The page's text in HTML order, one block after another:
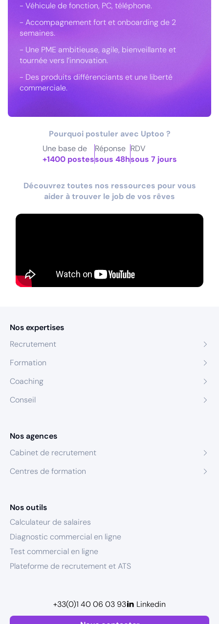
- Véhicule de fonction, PC, téléphone.
- Accompagnement fort et onboarding de 2
semaines.
- Une PME ambitieuse, agile, bienveillante et
tournée vers l’innovation.
- Des produits différenciants et une liberté
commerciale.
Pourquoi postuler avec Uptoo ?
Une base de
+1400 postes
Réponse
sous 48h
RDV
sous 7 jours
Découvrez toutes nos ressources pour vous
aider à trouver le job de vos rêves
Nos expertises
Recrutement
Formation
Coaching
Conseil
Nos agences
Cabinet de recrutement
Centres de formation
Nos outils
Calculateur de salaires
Diagnostic commercial en ligne
Test commercial en ligne
Plateforme de recrutement et ATS
+33(0)1 40 06 03 93 Linkedin